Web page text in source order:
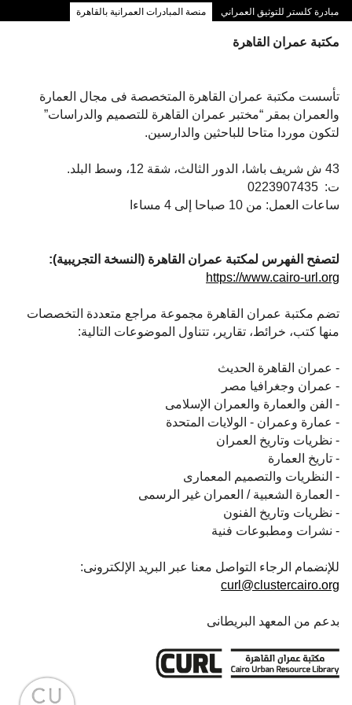
مبادرة كلستر للتوثيق العمراني منصة المبادرات العمرانية بالقاهرة
ممرات وسط البلد بالقاهرة
مكتبة عمران القاهرة
تأسست مكتبة عمران القاهرة المتخصصة فى مجال العمارة
والعمران بمقر “مختبر عمران القاهرة للتصميم والدراسات”
لتكون موردا متاحا للباحثين والدارسين.
43 ش شريف باشا، الدور الثالث، شقة 12، وسط البلد.
ت: 0223907435
ساعات العمل: من 10 صباحا إلى 4 مساءا
لتصفح الفهرس لمكتبة عمران القاهرة (النسخة التجريبية):
https://www.cairo-url.org
تضم مكتبة عمران القاهرة مجموعة مراجع متعددة التخصصات
منها كتب، خرائط، تقارير، تتناول الموضوعات التالية:
- عمران القاهرة الحديث
- عمران وجغرافيا مصر
- الفن والعمارة والعمران الإسلامى
- عمارة وعمران - الولايات المتحدة
- نظريات وتاريخ العمران
- تاريخ العمارة
- النظريات والتصميم المعمارى
- العمارة الشعبية / العمران غير الرسمى
- نظريات وتاريخ الفنون
- نشرات ومطبوعات فنية
للإنضمام الرجاء التواصل معنا عبر البريد الإلكترونى:
curl@clustercairo.org
بدعم من المعهد البريطانى